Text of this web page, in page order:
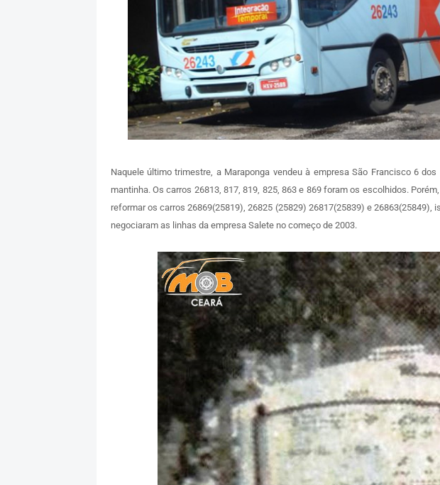
Naquele último trimestre, a Maraponga vendeu à empresa São Francisco 6
mantinha. Os carros 26813, 817, 819, 825, 863 e 869 foram os escolhidos.
reformar os carros 26869(25819), 26825 (25829) 26817(25839) e 26863(25849),
negociaram as linhas da empresa Salete no começo de 2003.